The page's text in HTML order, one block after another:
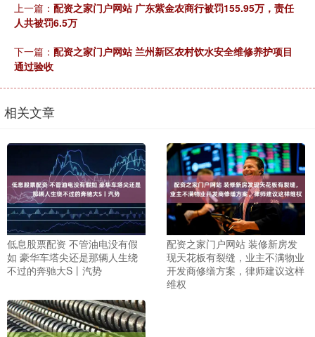
上一篇： 配资之家门户网站 广东紫金农商行被罚155.95万，责任
人共被罚6.5万
下一篇： 配资之家门户网站 兰州新区农村饮水安全维修养护项目
通过验收
相关文章
低息股票配资 不管油电没有假
如 豪华车塔尖还是那辆人生绕
不过的奔驰大S丨汽势
配资之家门户网站 装修新房发
现天花板有裂缝，业主不满物业
开发商修缮方案，律师建议这样
维权